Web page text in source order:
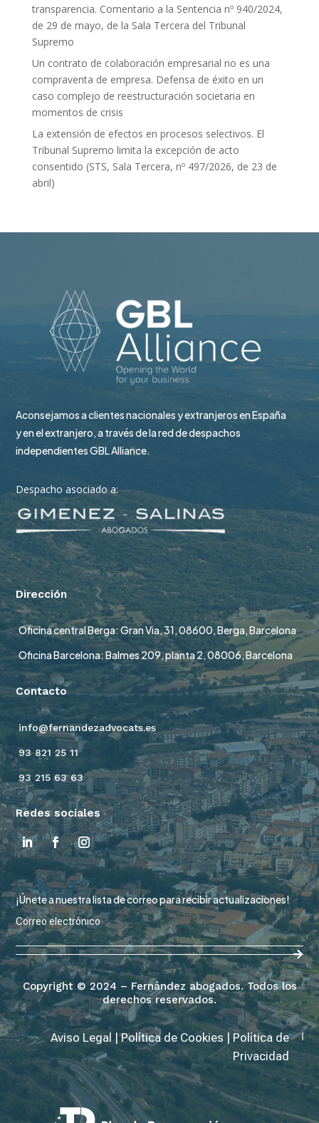
transparencia. Comentario a la Sentencia nº 940/2024,
de 29 de mayo, de la Sala Tercera del Tribunal
Supremo
Un contrato de colaboración empresarial no es una
compraventa de empresa. Defensa de éxito en un
caso complejo de reestructuración societaria en
momentos de crisis
La extensión de efectos en procesos selectivos. El
Tribunal Supremo limita la excepción de acto
consentido (STS, Sala Tercera, nº 497/2026, de 23 de
abril)
Aconsejamos a clientes nacionales y extranjeros en España
y en el extranjero, a través de la red de despachos
independientes GBL Alliance.
Despacho asociado a:
Dirección
Oficina central Berga: Gran Via, 31, 08600, Berga, Barcelona
Oficina Barcelona: Balmes 209, planta 2, 08006, Barcelona
Contacto
info@fernandezadvocats.es
93 821 25 11
93 215 63 63
Redes sociales
¡Únete a nuestra lista de correo para recibir actualizaciones!
Copyright © 2024 – Fernández abogados. Todos los
derechos reservados.
Aviso Legal |Política de Cookies |Política de
Privacidad